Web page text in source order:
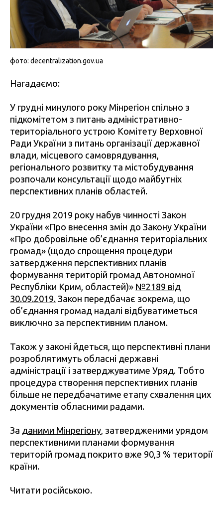
фото: decentralization.gov.ua
Нагадаємо:
У грудні минулого року Мінрегіон спільно з
підкомітетом з питань адміністративно-
територіального устрою Комітету Верховної
Ради України з питань організації державної
влади, місцевого самоврядування,
регіонального розвитку та містобудування
розпочали консультації щодо майбутніх
перспективних планів областей.
20 грудня 2019 року набув чинності Закон
України «Про внесення змін до Закону України
«Про добровільне об’єднання територіальних
громад» (щодо спрощення процедури
затвердження перспективних планів
формування територій громад Автономної
Республіки Крим, областей)» №2189 від
30.09.2019. Закон передбачає зокрема, що
об’єднання громад надалі відбуватиметься
виключно за перспективним планом.
Також у законі йдеться, що перспективні плани
розроблятимуть обласні державні
адміністрації і затверджуватиме Уряд. Тобто
процедура створення перспективних планів
більше не передбачатиме етапу схвалення цих
документів обласними радами.
За даними Мінрегіону , затвердженими урядом
перспективними планами формування
територій громад покрито вже 90,3 % території
країни.
Читати російською.